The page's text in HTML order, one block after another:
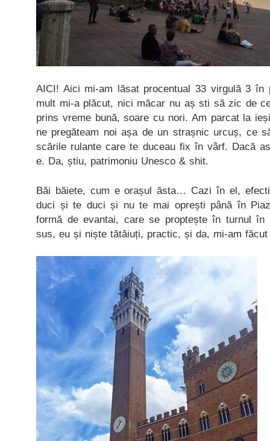
AICI! Aici mi-am lăsat procentual 33 virgulă 3 în
mult mi-a plăcut, nici măcar nu aș sti să zic de
prins vreme bună, soare cu nori. Am parcat la
ne pregăteam noi așa de un strașnic urcuș, ce
scările rulante care te duceau fix în vârf. Dacă
e. Da, știu, patrimoniu Unesco & shit.
Băi băiete, cum e orașul ăsta… Cazi în el,
duci și te duci și nu te mai oprești până în
formă de evantai, care se proptește în turnul în
sus, eu și niște tătăiuți, practic, și da, mi-am